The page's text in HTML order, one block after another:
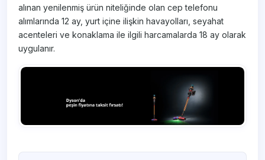
alınan yenilenmiş ürün niteliğinde olan cep telefonu
alımlarında 12 ay, yurt içine ilişkin havayolları, seyahat
acenteleri ve konaklama ile ilgili harcamalarda 18 ay olarak
uygulanır.